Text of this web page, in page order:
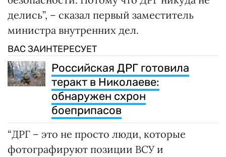
делись”, – сказал первый заместитель
министра внутренних дел.
ВАС ЗАИНТЕРЕСУЕТ
Российская ДРГ готовила
теракт в Николаеве:
обнаружен схрон
боеприпасов
“ДРГ – это не просто люди, которые
фотографируют позиции ВСУ и